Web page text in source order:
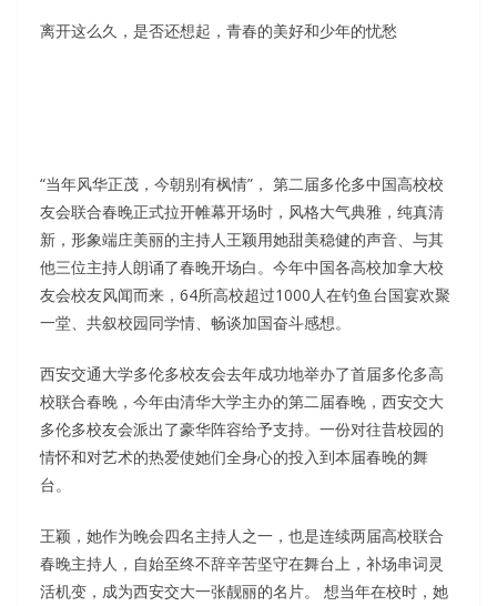
离开这么久，是否还想起，青春的美好和少年的忧愁
“当年风华正茂，今朝别有枫情”， 第二届多伦多中国高校校
友会联合春晚正式拉开帷幕开场时，风格大气典雅，纯真清
新，形象端庄美丽的主持人王颖用她甜美稳健的声音、与其
他三位主持人朗诵了春晚开场白。今年中国各高校加拿大校
友会校友风闻而来，64所高校超过1000人在钓鱼台国宴欢聚
一堂、共叙校园同学情、畅谈加国奋斗感想。
西安交通大学多伦多校友会去年成功地举办了首届多伦多高
校联合春晚，今年由清华大学主办的第二届春晚，西安交大
多伦多校友会派出了豪华阵容给予支持。一份对往昔校园的
情怀和对艺术的热爱使她们全身心的投入到本届春晚的舞
台。
王颖，她作为晚会四名主持人之一，也是连续两届高校联合
春晚主持人，自始至终不辞辛苦坚守在舞台上，补场串词灵
活机变，成为西安交大一张靓丽的名片。 想当年在校时，她